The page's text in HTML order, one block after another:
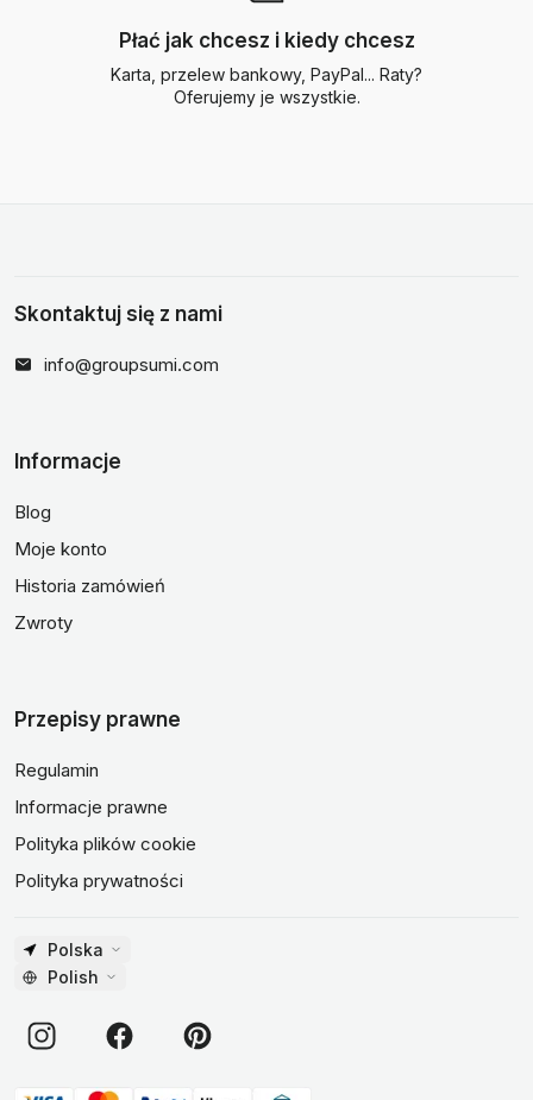
Płać jak chcesz i kiedy chcesz
Karta, przelew bankowy, PayPal... Raty?
Oferujemy je wszystkie.
Skontaktuj się z nami
info@groupsumi.com
Informacje
Blog
Moje konto
Historia zamówień
Zwroty
Przepisy prawne
Regulamin
Informacje prawne
Polityka plików cookie
Polityka prywatności
Polska
Polish